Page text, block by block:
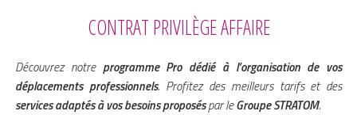
CONTRAT PRIVILÈGE AFFAIRE
Découvrez notre programme Pro dédié à l’organisation de vos
déplacements professionnels. Profitez des meilleurs tarifs et des
services adaptés à vos besoins proposéspar leGroupe STRATOM.